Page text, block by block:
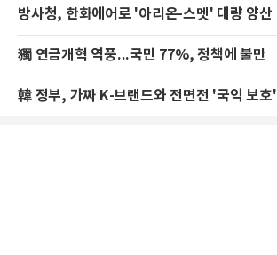
방사청, 한화에어로 '아리온-스멧' 대량 양산
獨 연금개혁 역풍...국민 77%, 정책에 불만
韓 정부, 가짜 K-브랜드와 전면전 '국익 보호'